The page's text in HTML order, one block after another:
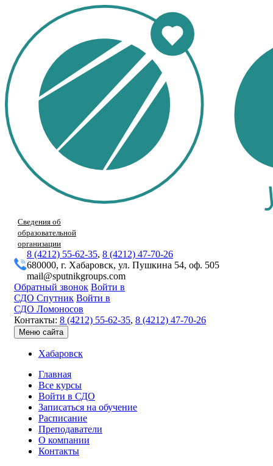
Сведения об
образовательной
организации
8 (4212) 55-62-35, 8 (4212) 47-70-26
680000, г. Хабаровск, ул. Пушкина 54, оф. 505
mail@sputnikgroups.com
Обратный звонок Войти в
СДО Спутник Войти в
СДО Ломоносов
Контакты: 8 (4212) 55-62-35, 8 (4212) 47-70-26
Меню сайта
Хабаровск
Главная
Все курсы
Войти в СДО
Записаться на обучение
Расписание
Преподаватели
О компании
Контакты